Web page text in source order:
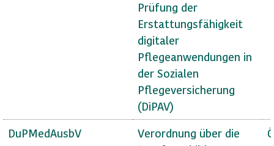
Prüfung der
Erstattungsfähigkeit
digitaler
Pflegeanwendungen in
der Sozialen
Pflegeversicherung
(DiPAV)
DuPMedAusbV
Verordnung über die